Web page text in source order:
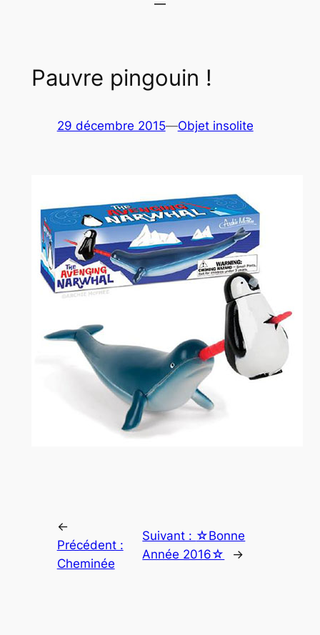
Pauvre pingouin !
29 décembre 2015—Objet insolite
←
Précédent :
Cheminée
Suivant : ☆Bonne
Année 2016☆
→